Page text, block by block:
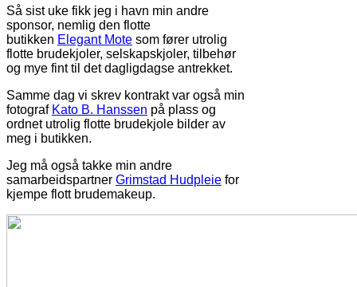
Så sist uke fikk jeg i havn min andre
sponsor, nemlig den flotte
butikken Elegant Mote som fører utrolig
flotte brudekjoler, selskapskjoler, tilbehør
og mye fint til det dagligdagse antrekket.
Samme dag vi skrev kontrakt var også min
fotograf Kato B. Hanssen på plass og
ordnet utrolig flotte brudekjole bilder av
meg i butikken.
Jeg må også takke min andre
samarbeidspartner Grimstad Hudpleie for
kjempe flott brudemakeup.